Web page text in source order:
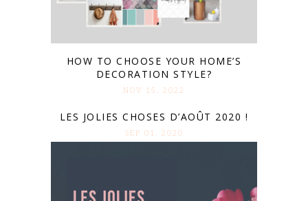
HOW TO CHOOSE YOUR HOME’S
DECORATION STYLE?
NOV 15. 2022
LES JOLIES CHOSES D’AOÛT 2020 !
SEP 01. 2020